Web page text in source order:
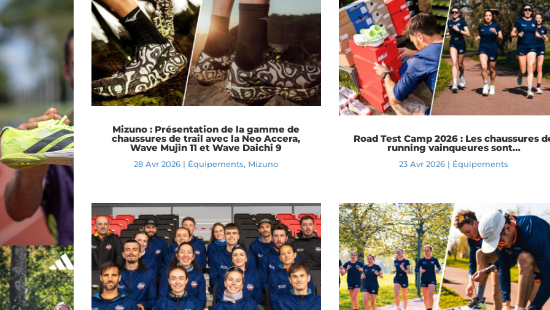
Mizuno : Présentation de la gamme de
chaussures de trail avec la Neo Accera,
Wave Mujin 11 et Wave Daichi 9
28 Avr 2026 | Équipements, Mizuno
Road Test Camp 2026 : Les chaussures
running vainqueures sont…
23 Avr 2026 | Équipements